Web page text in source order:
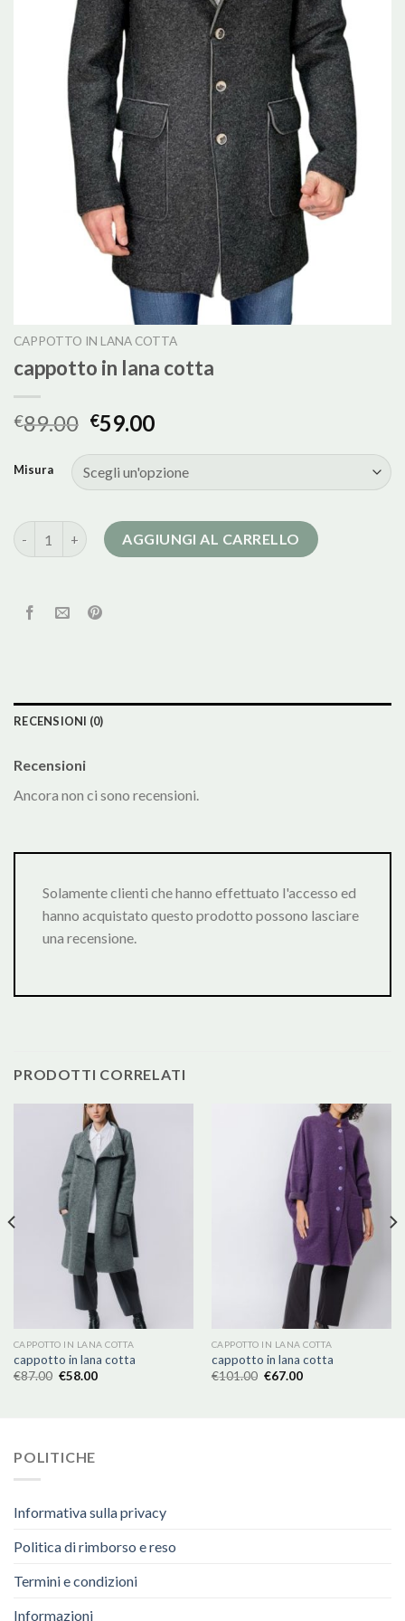
CAPPOTTO IN LANA COTTA
cappotto in lana cotta
€89.00 €59.00
Misura
cappotto in lana cotta quantitàAGGIUNGI AL CARRELLO
RECENSIONI (0)
Recensioni
Ancora non ci sono recensioni.
Solamente clienti che hanno effettuato l'accesso ed
hanno acquistato questo prodotto possono lasciare
una recensione.
PRODOTTI CORRELATI
CAPPOTTO IN LANA COTTA
cappotto in lana cotta
€87.00 €58.00
CAPPOTTO IN LANA COTTA
cappotto in lana cotta
€101.00 €67.00
POLITICHE
Informativa sulla privacy
Politica di rimborso e reso
Termini e condizioni
Informazioni